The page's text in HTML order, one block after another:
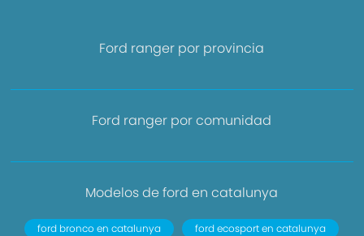
Ford ranger por provincia
Ford ranger por comunidad
Modelos de ford en catalunya
ford bronco en catalunya
ford ecosport en catalunya